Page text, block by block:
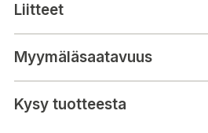
Liitteet
Myymäläsaatavuus
Kysy tuotteesta